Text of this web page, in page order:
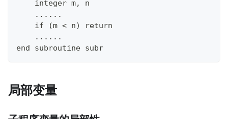
    integer m, n
    ......
    if (m < n) return
    ......
end subroutine subr
局部变量